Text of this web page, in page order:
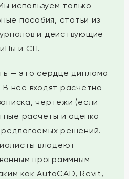
используем только
пособия, статьи из
и действующие
и СП.
— это сердце диплома
В нее входят расчетно-
чертежи (если
расчеты и оценка
решений.
владеют
программным
как AutoCAD, Revit,